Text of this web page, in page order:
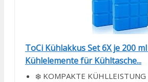
ToCi Kühlakkus Set 6X je 200
Kühlelemente für Kühltasche...
❄️ KOMPAKTE KÜHLLEISTUNG